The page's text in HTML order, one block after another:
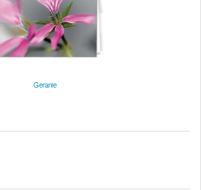
Geranie